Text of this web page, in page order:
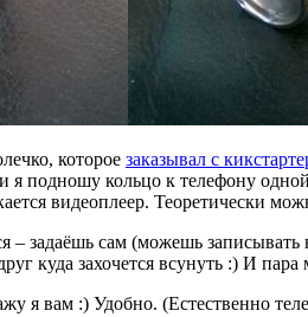
которое заказывал с
я подношу кольцо к телефону
видеоплеер. Теоретически
– задаёшь сам (можешь
куда захочется всунуть :) И пара
я вам :) Удобно. (Естественно